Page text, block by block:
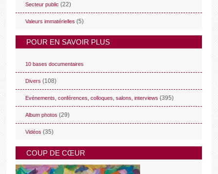
Secteur public (22)
Valeurs immatérielles (5)
POUR EN SAVOIR PLUS
10 bases documentaires
Divers (108)
Evénements, conférences, colloques, salons, interviews (395)
Album photos (29)
Vidéos (35)
COUP DE CŒUR